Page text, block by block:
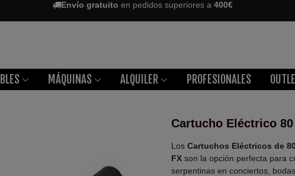
Envío gratuito en pedidos superiores a400€
MÁQUINAS ALQUILER PROFESIONALES
Cartucho Eléctrico
Los Cartuchos Eléctricos de
FXson la opción perfecta para
serpentinas en conciertos,